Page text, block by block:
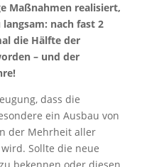
Maßnahmen realisiert,
nach fast 2
die Hälfte der
– und der
dass die
ein Ausbau von
der Mehrheit aller
Sollte die neue